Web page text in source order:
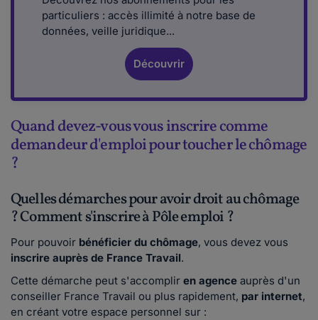
particuliers : accès illimité à notre base de
données, veille juridique...
Découvrir
Quand devez-vous vous inscrire comme
demandeur d'emploi pour toucher le chômage
?
Quelles démarches pour avoir droit au chômage
? Comment s'inscrire à Pôle emploi ?
Pour pouvoir bénéficier du chômage, vous devez vous
inscrire auprès de France Travail.
Cette démarche peut s'accomplir en agence auprès d'un
conseiller France Travail ou plus rapidement, par internet,
en créant votre espace personnel sur :